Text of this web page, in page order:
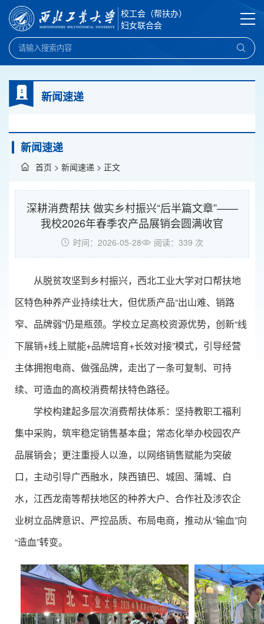
校工会（帮扶办）
妇女联合会
新闻速递
新闻速递
首页 > 新闻速递 > 正文
深耕消费帮扶 做实乡村振兴“后半篇文章”——
我校2026年春季农产品展销会圆满收官
时间：2026-05-28 阅读： 339 次
从脱贫攻坚到乡村振兴，西北工业大学对口帮扶地
区特色种养产业持续壮大，但优质产品“出山难、销路
窄、品牌弱”仍是瓶颈。学校立足高校资源优势，创新“线
下展销+线上赋能+品牌培育+长效对接”模式，引导经营
主体拥抱电商、做强品牌，走出了一条可复制、可持
续、可造血的高校消费帮扶特色路径。
学校构建起多层次消费帮扶体系：坚持教职工福利
集中采购，筑牢稳定销售基本盘；常态化举办校园农产
品展销会；更注重授人以渔，以网络销售赋能为突破
口，主动引导广西融水，陕西镇巴、城固、蒲城、白
水，江西龙南等帮扶地区的种养大户、合作社及涉农企
业树立品牌意识、严控品质、布局电商，推动从“输血”向
“造血”转变。